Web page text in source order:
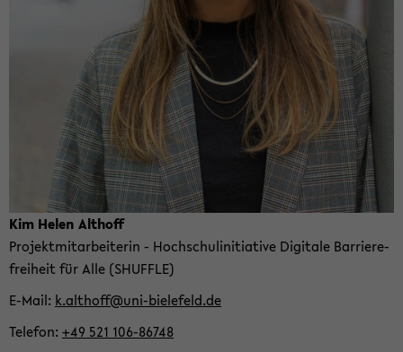
Kim Helen Alt­hoff
Pro­jekt­mit­ar­bei­te­rin - Hoch­schul­in­itia­ti­ve Di­gi­ta­le Bar­rie­re­
frei­heit für Alle (SHUF­F­LE)
E-​Mail k.alt­hoff@uni-​bielefeld.de
Te­le­fon +49 521 106-​86748